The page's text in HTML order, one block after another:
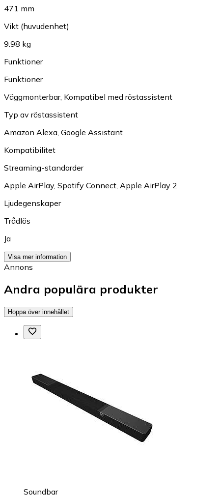
471 mm
Vikt (huvudenhet)
9.98 kg
Funktioner
Funktioner
Väggmonterbar, Kompatibel med röstassistent
Typ av röstassistent
Amazon Alexa Google Assistant
Kompatibilitet
Streaming-standarder
Apple AirPlay, Spotify Connect Apple AirPlay 2
Ljudegenskaper
Trådlös
Ja
Visa mer information
Annons
Andra populära produkter
Hoppa över innehållet
Soundbar